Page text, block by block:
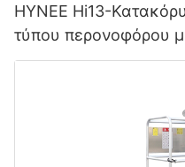
HYNEE Hi13-
τύπου περονοφόρου